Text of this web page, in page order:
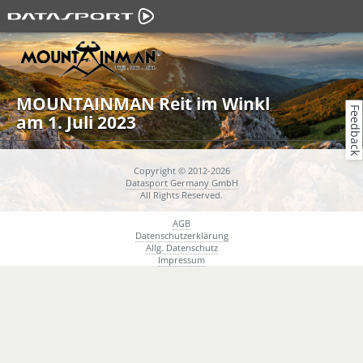
MOUNTAINMAN Reit im Winkl
am 1. Juli 2023
Copyright © 2012-2026
Datasport Germany GmbH
All Rights Reserved.
AGB
Datenschutzerklärung
Allg. Datenschutz
Impressum
Feedback